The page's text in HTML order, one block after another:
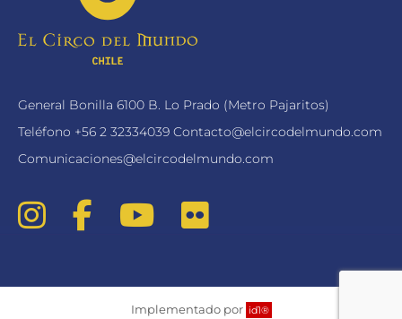
General Bonilla 6100 B. Lo Prado (Metro Pajaritos)
Teléfono +56 2 32334039 Contacto@elcircodelmundo.com
Comunicaciones@elcircodelmundo.com
Implementado por id1®